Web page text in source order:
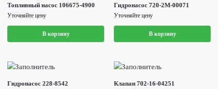
Топливный насос 106675-4900
Уточняйте цену
В корзину
Гидронасос 720-2M-00071
Уточняйте цену
В корзину
Гидронасос 228-8542 Клапан 702-16-04251